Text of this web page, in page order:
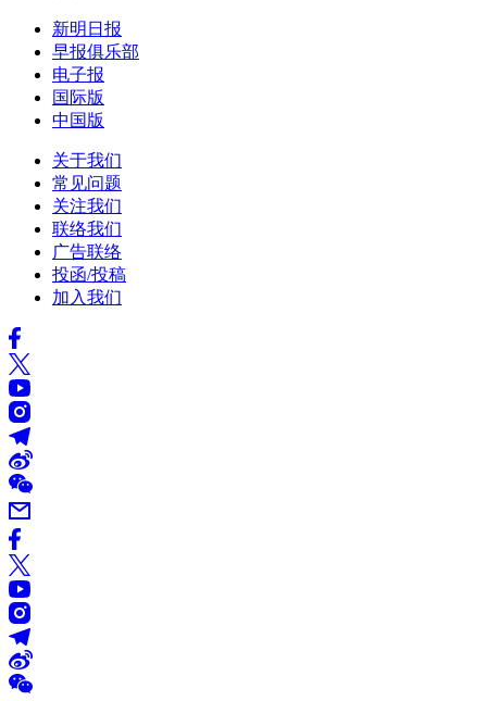
新明日报
早报俱乐部
电子报
国际版
中国版
关于我们
常见问题
关注我们
联络我们
广告联络
投函/投稿
加入我们